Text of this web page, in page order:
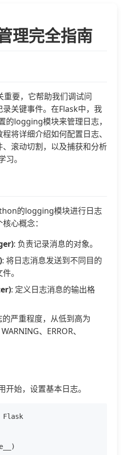
理完全指南
重要，它帮助我们调试问
关键事件。在Flask中，我
的logging模块来管理日志，
将详细介绍如何配置日志、
滚动切割，以及捕获和分析
。
的logging模块进行日志
心概念：
: 负责记录消息的对象。
: 将日志消息发送到不同目的
。
: 定义日志消息的输出格
的严重程度，从低到高为
、ERROR、
开始，设置基本日志。